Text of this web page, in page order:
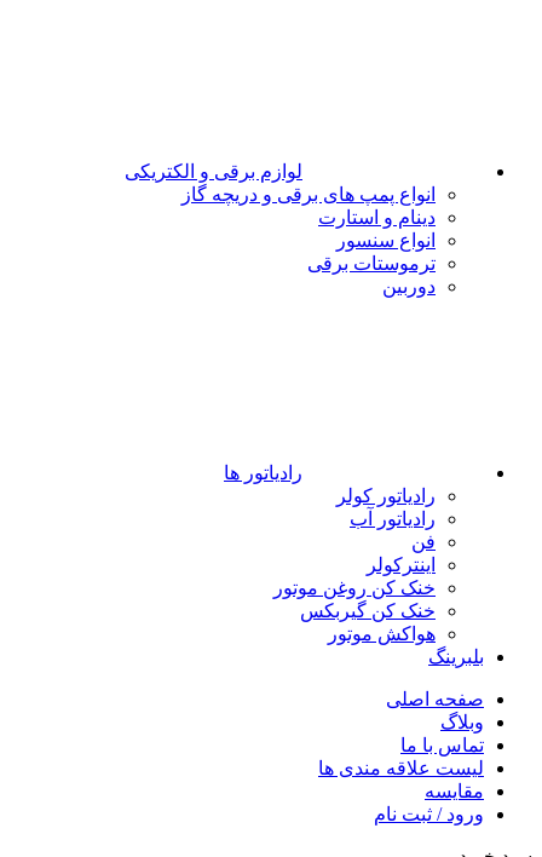
لوازم برقی و الکتریکی
انواع پمپ های برقی و دریچه گاز
دینام و استارت
انواع سنسور
ترموستات برقی
دوربین
رادیاتور ها
رادیاتور کولر
رادیاتور آب
فن
اینترکولر
خنک کن روغن موتور
خنک کن گیربکس
هواکش موتور
بلبرینگ
صفحه اصلی
وبلاگ
تماس با ما
لیست علاقه مندی ها
مقایسه
ورود / ثبت نام